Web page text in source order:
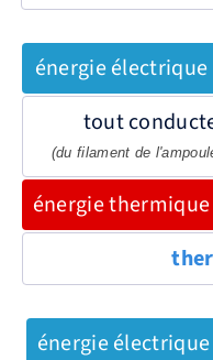
énergie électrique
tout
(du filament de
énergie thermique
énergie électrique